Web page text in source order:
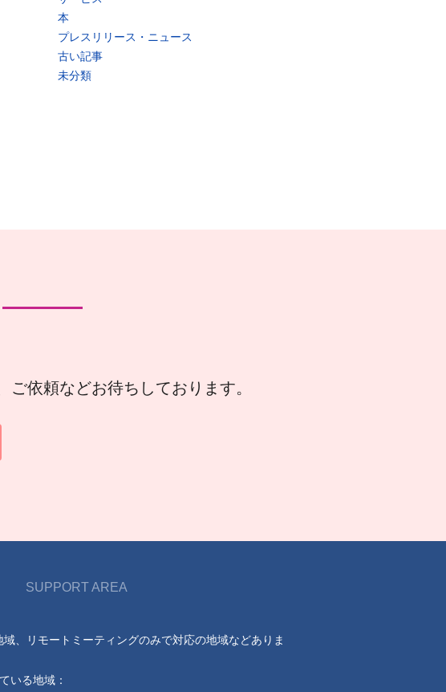
本
プレスリリース・ニュース
古い記事
未分類
依頼などお待ちしております。
SUPPORT AREA
、リモートミーティングのみで対応の地域などありま
いる地域：